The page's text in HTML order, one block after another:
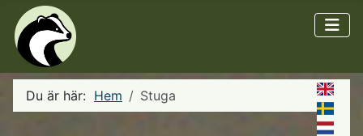
Du är här: Hem Stuga